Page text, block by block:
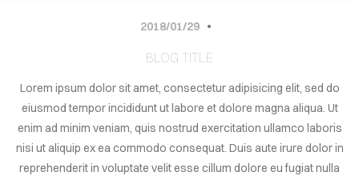
2018/01/29
BLOG TITLE
Lorem ipsum dolor sit amet, consectetur adipisicing elit, sed do
eiusmod tempor incididunt ut labore et dolore magna aliqua. Ut
enim ad minim veniam, quis nostrud exercitation ullamco laboris
nisi ut aliquip ex ea commodo consequat. Duis aute irure dolor in
reprehenderit in voluptate velit esse cillum dolore eu fugiat nulla